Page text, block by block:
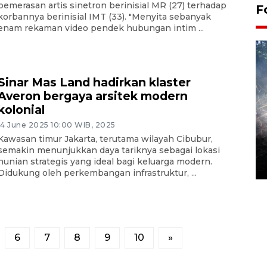
artis sinetron berinisial MR (27) terhadap
berinisial IMT (33). "Menyita sebanyak
rekaman video pendek hubungan intim ...
Mas Land hadirkan klaster
bergaya arsitek modern
June 2025 10:00 WIB, 2025
timur Jakarta, terutama wilayah Cibubur,
menunjukkan daya tariknya sebagai lokasi
strategis yang ideal bagi keluarga modern.
oleh perkembangan infrastruktur, ...
6 7 8 9 10 »
Alokasi anggaran untuk bibit
kopi arabika Gayo
15 June 2026 11:15 WIB